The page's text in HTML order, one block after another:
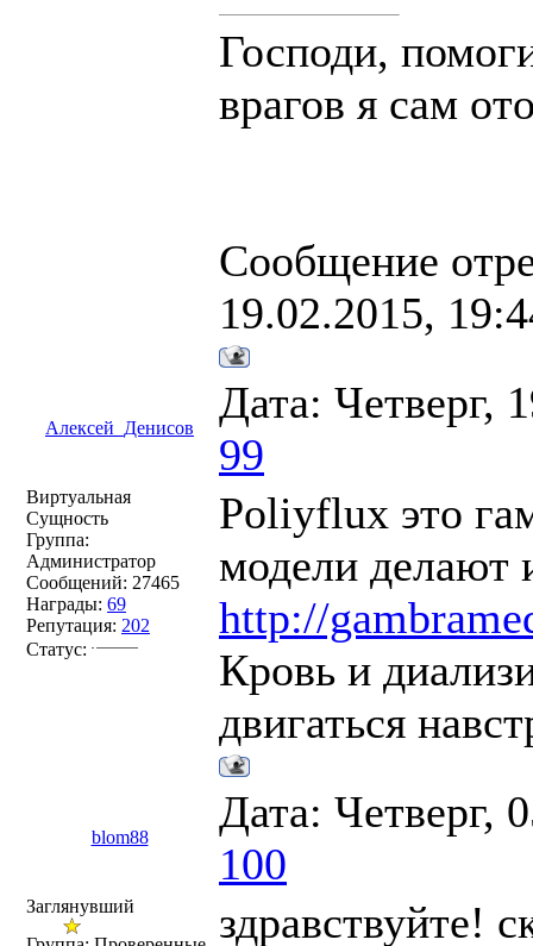
Господи,
врагов я сам
Сообщение
19.02.2015,
Алексей_Денисов
Дата: Четверг,
99
Виртуальная
Сущность
Группа:
Администратор
Сообщений: 27465
Награды: 69
Репутация: 202
Статус:
Poliyflux это
модели делают
http://
Кровь и
двигаться
blom88
Дата: Четверг,
100
Заглянувший
здравствуйте!